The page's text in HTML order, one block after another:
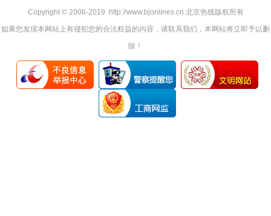
Copyright © 2006-2019 http://www.bjonlines.cn 北京热线版权所有
如果您发现本网站上有侵犯您的合法权益的内容，请联系我们，本网站将立即予以删
除！